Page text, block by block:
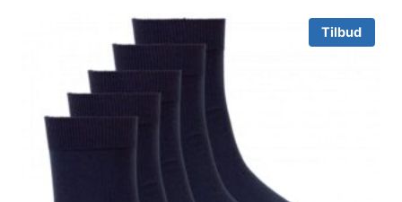
Tilbud